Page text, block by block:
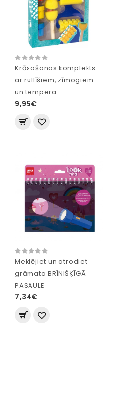
Krāsošanas komplekts
ar rullīšiem, zīmogiem
un tempera
9,95€
Meklējiet un atrodiet
grāmata BRĪNIŠĶĪGĀ
PASAULE
7,34€